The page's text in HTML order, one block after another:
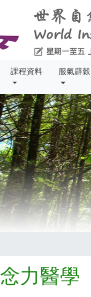
課程資料 服氣辟穀
念力醫學